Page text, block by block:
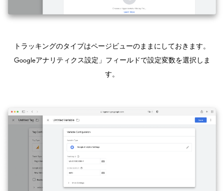
トラッキングのタイプはページビューのままにしておきます。
Googleアナリティクス設定」フィールドで設定変数を選択しま
す。